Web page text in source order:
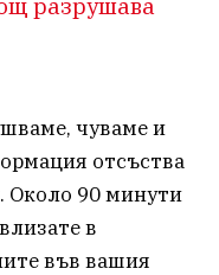
чуваме и
отсъства
Около 90 минути
в
във вашия